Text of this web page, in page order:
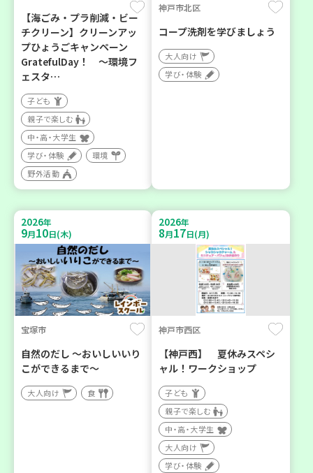
【海ごみ・プラ削減・ビー
チクリーン】クリーンアッ
プひょうごキャンペーン
GratefulDay！ ～環境フ
ェスタ…
子ども
親子で楽しむ
中・高・大学生
学び・体験
環境
野外活動
神戸市北区
コープ洗剤を学びましょう
大人向け
学び・体験
2026年
9月10日(木)
宝塚市
自然のだし ～おいしいいり
こができるまで～
大人向け 食
2026年
8月17日(月)
神戸市西区
【神戸西】 夏休みスペシ
ャル！ワークショップ
子ども
親子で楽しむ
中・高・大学生
大人向け
学び・体験